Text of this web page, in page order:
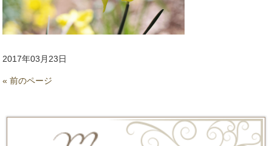
2017年03月23日
« 前のページ